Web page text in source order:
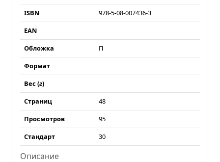
ISBN
978-5-08-007436-3
EAN
Обложка
П
Формат
Вес (г)
Страниц
48
Просмотров
95
Стандарт
30
Описание